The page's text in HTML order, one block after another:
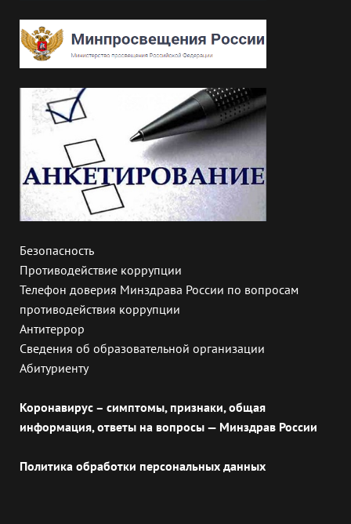
Безопасность
Противодействие коррупции
Телефон доверия Минздрава России по вопросам
противодействия коррупции
Антитеррор
Сведения об образовательной организации
Абитуриенту
Коронавирус – симптомы, признаки, общая
информация, ответы на вопросы — Минздрав России
Политика обработки персональных данных